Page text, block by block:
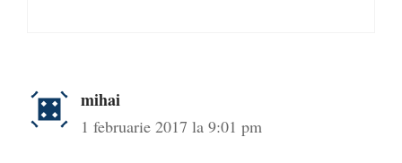
mihai
1 februarie 2017 la 9:01 pm